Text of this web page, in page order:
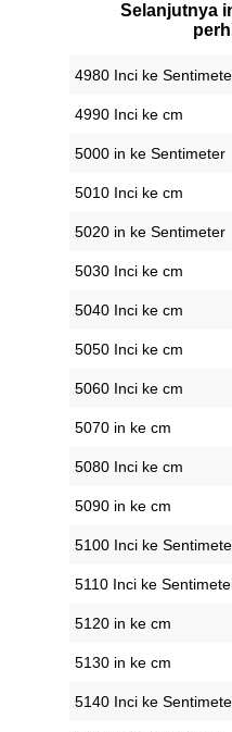
Selanjutnya
4980 Inci ke
4990 Inci ke cm
5000 in ke Sentimeter
5010 Inci ke cm
5020 in ke Sentimeter
5030 Inci ke cm
5040 Inci ke cm
5050 Inci ke cm
5060 Inci ke cm
5070 in ke cm
5080 Inci ke cm
5090 in ke cm
5100 Inci ke
5110 Inci ke
5120 in ke cm
5130 in ke cm
5140 Inci ke